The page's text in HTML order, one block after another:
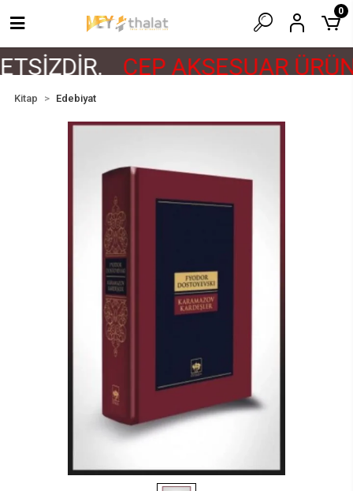
CEP AKSESUAR
0
Kitap Edebiyat